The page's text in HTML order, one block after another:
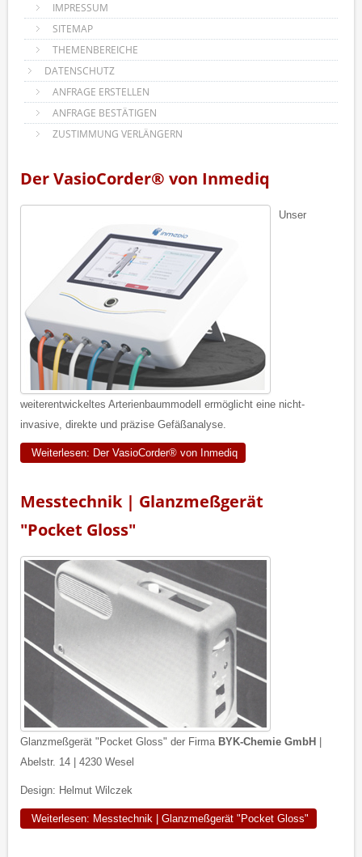
IMPRESSUM
SITEMAP
THEMENBEREICHE
DATENSCHUTZ
ANFRAGE ERSTELLEN
ANFRAGE BESTÄTIGEN
ZUSTIMMUNG VERLÄNGERN
Der VasioCorder® von Inmediq
Unser
weiterentwickeltes Arterienbaummodell ermöglicht eine nicht-
invasive, direkte und präzise Gefäßanalyse.
Weiterlesen: Der VasioCorder® von Inmediq
Messtechnik | Glanzmeßgerät
"Pocket Gloss"
Glanzmeßgerät "Pocket Gloss" der Firma BYK-Chemie GmbH |
Abelstr. 14 | 4230 Wesel
Design: Helmut Wilczek
Weiterlesen: Messtechnik | Glanzmeßgerät "Pocket Gloss"